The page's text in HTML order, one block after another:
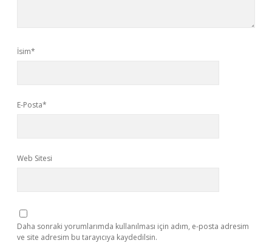
İsim*
E-Posta*
Web Sitesi
Daha sonraki yorumlarımda kullanılması için adım, e-posta adresim
ve site adresim bu tarayıcıya kaydedilsin.